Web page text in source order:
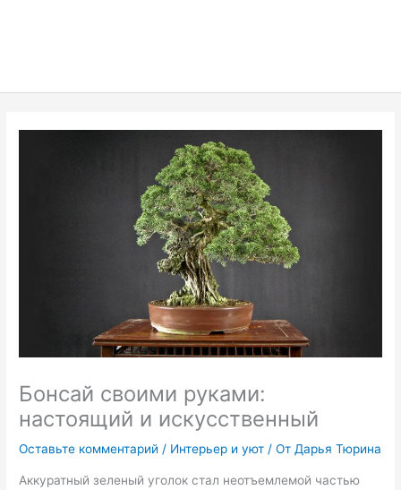
Бонсай своими руками:
настоящий и искусственный
Оставьте комментарий / Интерьер и уют / ОтДарья Тюрина
Аккуратный зеленый уголок стал неотъемлемой частью